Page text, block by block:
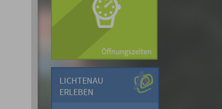
LICHTENAU
ERLEBEN